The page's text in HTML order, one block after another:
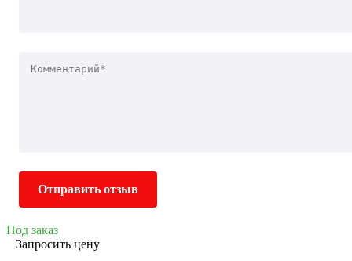
Отправить отзыв
Под заказ
Запросить цену